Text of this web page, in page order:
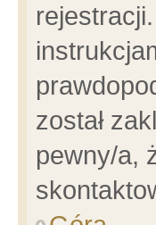
został
pewny/a,